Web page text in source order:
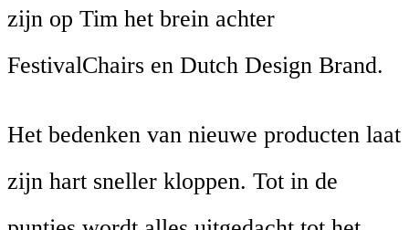
zijn op Tim het brein achter
FestivalChairs en Dutch Design Brand.
Het bedenken van nieuwe producten laat
zijn hart sneller kloppen. Tot in de